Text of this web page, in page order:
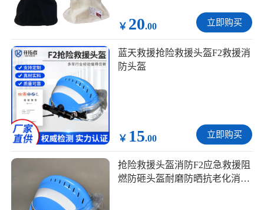
￥ 20.00 立即购买
蓝天救援抢险救援头盔F2救援消
防头盔
￥ 15.00 立即购买
抢险救援头盔消防F2应急救援阻
燃防砸头盔耐磨防晒抗老化消防